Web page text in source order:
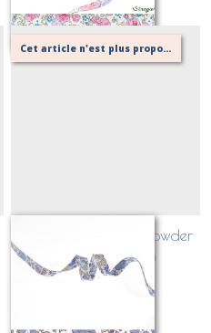
Cet article n'est plus proposé, retournez au menu principal ou contactez moi!
Biais Liberty d'Anjo Powder
blue (bleu, gris)
Sur demande